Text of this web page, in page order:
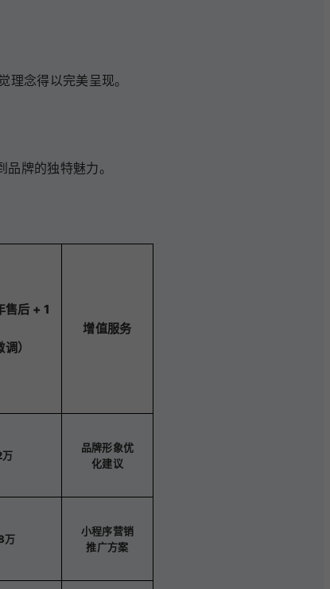
念得以完美呈现。
牌的独特魅力。
售后 + 1
）
增值服务
品牌形象优
化建议
万
小程序营销
推广方案